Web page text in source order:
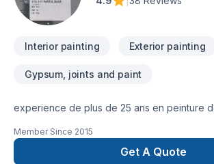
Interior painting Exterior painting
Gypsum, joints and paint
experience de plus de 25 ans en peinture
Member Since 2015
Get A Quote